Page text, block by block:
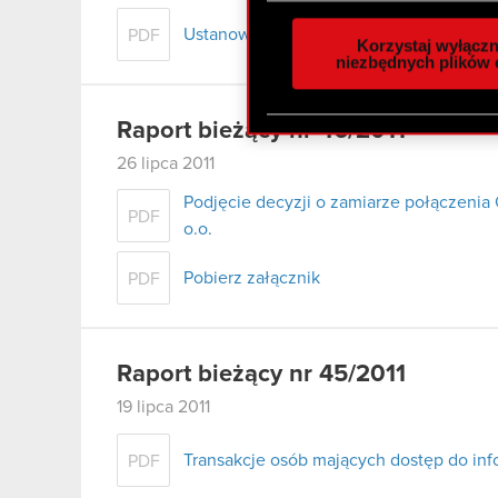
Wykorzystujemy pliki
społecznościowym,
otrzymanymi od Ciebie
zgadasz się na używanie
Korzystaj
niezbędnych plików
PDF Ustanowienie zabezpieczeń w
Raport bieżący nr 46/2011
26 lipca 2011
PDF
Podjęcie decyzji o zamiarze połączenia
o.o.
PDF Pobierz załącznik
Raport bieżący nr 45/2011
19 lipca 2011
PDF Transakcje osób mających dostęp do